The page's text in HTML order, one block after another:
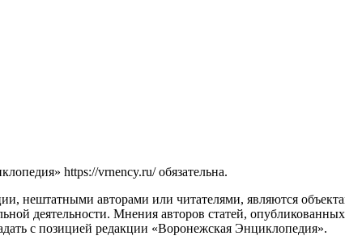
https://vrnency.ru/ обязательна.
нештатными авторами или читателями, являются
деятельности. Мнения авторов статей,
с позицией редакции «Воронежская Энциклопедия».